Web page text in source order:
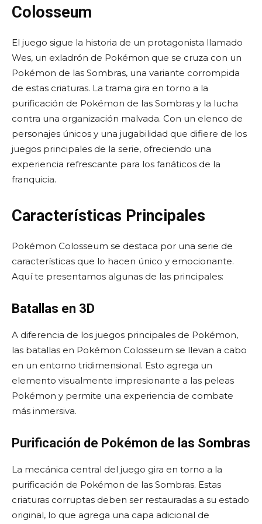
Colosseum
El juego sigue la historia de un protagonista llamado
Wes, un exladrón de Pokémon que se cruza con un
Pokémon de las Sombras, una variante corrompida
de estas criaturas. La trama gira en torno a la
purificación de Pokémon de las Sombras y la lucha
contra una organización malvada. Con un elenco de
personajes únicos y una jugabilidad que difiere de los
juegos principales de la serie, ofreciendo una
experiencia refrescante para los fanáticos de la
franquicia.
Características Principales
Pokémon Colosseum se destaca por una serie de
características que lo hacen único y emocionante.
Aquí te presentamos algunas de las principales:
Batallas en 3D
A diferencia de los juegos principales de Pokémon,
las batallas en Pokémon Colosseum se llevan a cabo
en un entorno tridimensional. Esto agrega un
elemento visualmente impresionante a las peleas
Pokémon y permite una experiencia de combate
más inmersiva.
Purificación de Pokémon de las Sombras
La mecánica central del juego gira en torno a la
purificación de Pokémon de las Sombras. Estas
criaturas corruptas deben ser restauradas a su estado
original, lo que agrega una capa adicional de